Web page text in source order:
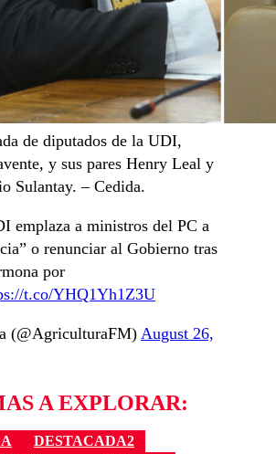
de diputados de la UDI,
y sus pares Henry Leal y
Sulantay. – Cedida.
emplaza a ministros del PC a
o renunciar al Gobierno tras
por
t.co/YHQ1Yh1Z3U
(@AgriculturaFM) August 26,
A EXPLORAR:
DESTACADA2